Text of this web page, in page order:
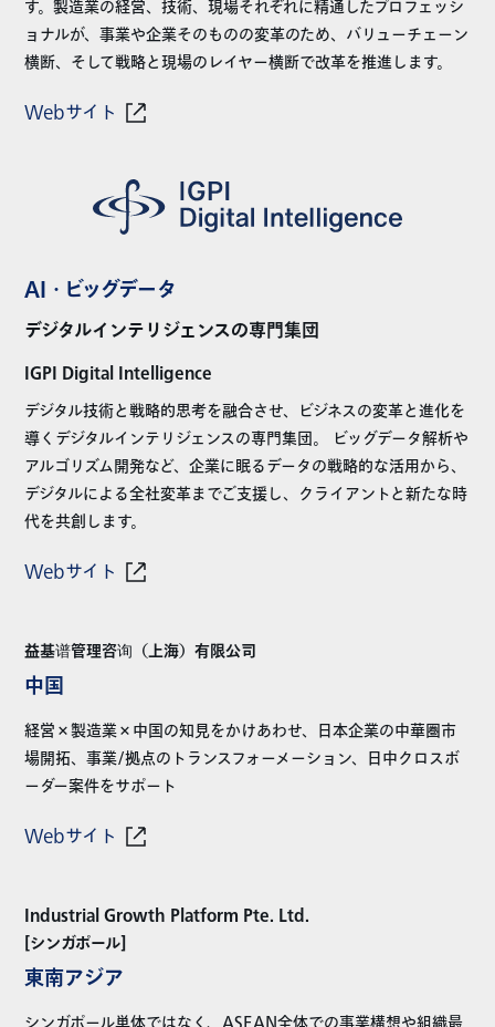
す。製造業の経営、技術、現場それぞれに精通したプロフェッシ
ョナルが、事業や企業そのものの変革のため、バリューチェーン
横断、そして戦略と現場のレイヤー横断で改革を推進します。
Webサイト
AI・ビッグデータ
デジタルインテリジェンスの専門集団
IGPI Digital Intelligence
デジタル技術と戦略的思考を融合させ、ビジネスの変革と進化を
導くデジタルインテリジェンスの専門集団。 ビッグデータ解析や
アルゴリズム開発など、企業に眠るデータの戦略的な活用から、
デジタルによる全社変革までご支援し、クライアントと新たな時
代を共創します。
Webサイト
中国
益基谱管理咨询（上海）有限公司
経営×製造業×中国の知見をかけあわせ、日本企業の中華圏市
場開拓、事業/拠点のトランスフォーメーション、日中クロスボ
ーダー案件をサポート
Webサイト
東南アジア
Industrial Growth Platform Pte. Ltd.
[シンガポール]